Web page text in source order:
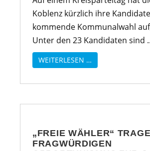
Koblenz kürzlich ihre
kommende Kommunalwahl
Unter den 23 Kandidaten sind
WEITERLESEN …
„FREIE WÄHLER“
FRAGWÜRDIGEN